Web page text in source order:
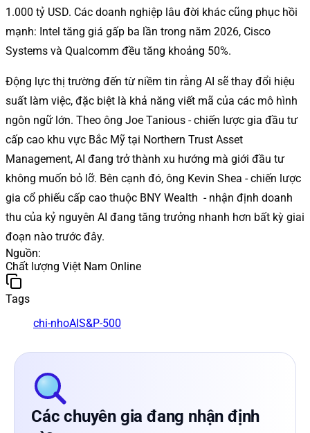
1.000 tỷ USD. Các doanh nghiệp lâu đời khác cũng phục hồi
mạnh: Intel tăng giá gấp ba lần trong năm 2026, Cisco
Systems và Qualcomm đều tăng khoảng 50%.
Động lực thị trường đến từ niềm tin rằng AI sẽ thay đổi hiệu
suất làm việc, đặc biệt là khả năng viết mã của các mô hình
ngôn ngữ lớn. Theo ông Joe Tanious - chiến lược gia đầu tư
cấp cao khu vực Bắc Mỹ tại Northern Trust Asset
Management, AI đang trở thành xu hướng mà giới đầu tư
không muốn bỏ lỡ. Bên cạnh đó, ông Kevin Shea - chiến lược
gia cổ phiếu cấp cao thuộc BNY Wealth - nhận định doanh
thu của kỷ nguyên AI đang tăng trưởng nhanh hơn bất kỳ giai
đoạn nào trước đây.
Nguồn:
Chất lượng Việt Nam Online
Tags
chi-nhoAIS&P-500
Các chuyên gia đang nhận định